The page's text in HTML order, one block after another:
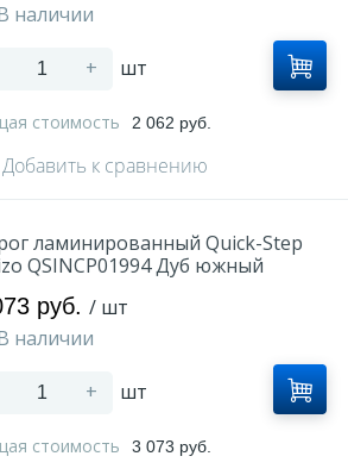
наличии
+ шт
стоимость 2 062 руб.
Добавить к сравнению
ламинированный Quick-Step
QSINCP01994 Дуб южный
руб. / шт
наличии
+ шт
стоимость 3 073 руб.